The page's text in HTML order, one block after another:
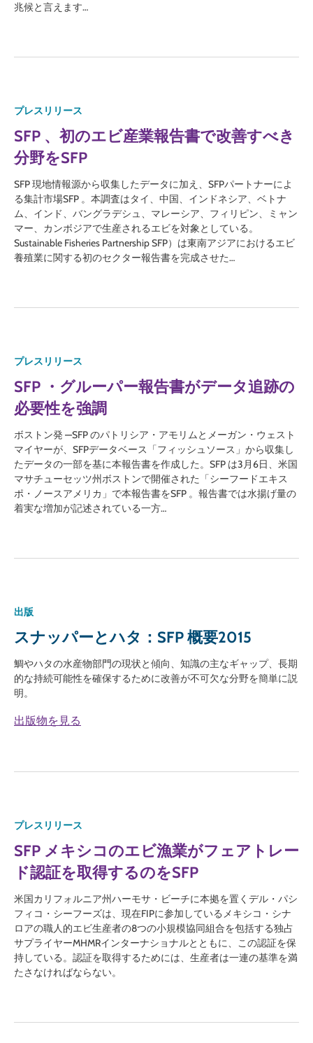
兆候と言えます…
プレスリリース
SFP 、初のエビ産業報告書で改善すべき
分野をSFP
SFP 現地情報源から収集したデータに加え、SFPパートナーによ
る集計市場SFP 。本調査はタイ、中国、インドネシア、ベトナ
ム、インド、バングラデシュ、マレーシア、フィリピン、ミャン
マー、カンボジアで生産されるエビを対象としている。
Sustainable Fisheries Partnership SFP）は東南アジアにおけるエビ
養殖業に関する初のセクター報告書を完成させた…
プレスリリース
SFP ・グルーパー報告書がデータ追跡の
必要性を強調
ボストン発 —SFP のパトリシア・アモリムとメーガン・ウェスト
マイヤーが、SFPデータベース「フィッシュソース」から収集し
たデータの一部を基に本報告書を作成した。SFP は3月6日、米国
マサチューセッツ州ボストンで開催された「シーフードエキス
ポ・ノースアメリカ」で本報告書をSFP 。報告書では水揚げ量の
着実な増加が記述されている一方…
出版
スナッパーとハタ：SFP 概要2015
鯛やハタの水産物部門の現状と傾向、知識の主なギャップ、長期
的な持続可能性を確保するために改善が不可欠な分野を簡単に説
明。
出版物を見る
プレスリリース
SFP メキシコのエビ漁業がフェアトレー
ド認証を取得するのをSFP
米国カリフォルニア州ハーモサ・ビーチに本拠を置くデル・パシ
フィコ・シーフーズは、現在FIPに参加しているメキシコ・シナ
ロアの職人的エビ生産者の8つの小規模協同組合を包括する独占
サプライヤーMHMRインターナショナルとともに、この認証を保
持している。認証を取得するためには、生産者は一連の基準を満
たさなければならない。